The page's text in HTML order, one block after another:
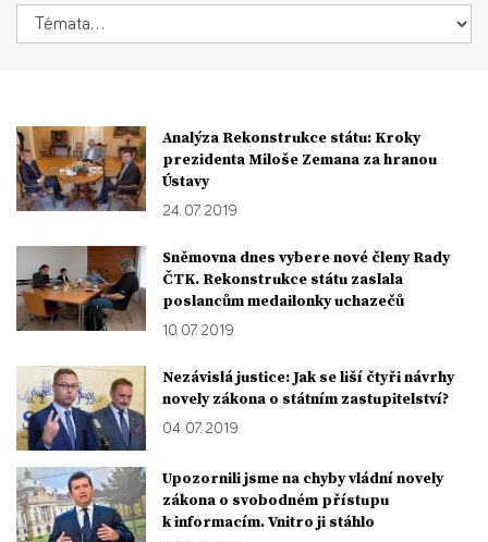
Analýza Rekonstrukce státu: Kroky
prezidenta Miloše Zemana za hranou
Ústavy
24. 07. 2019
Sněmovna dnes vybere nové členy Rady
ČTK. Rekonstrukce státu zaslala
poslancům medailonky uchazečů
10. 07. 2019
Nezávislá justice: Jak se liší čtyři návrhy
novely zákona o státním zastupitelství?
04. 07. 2019
Upozornili jsme na chyby vládní novely
zákona o svobodném přístupu
k informacím. Vnitro ji stáhlo